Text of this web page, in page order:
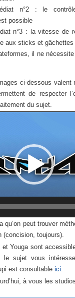
n°2 : le
possible
n°3 : la vitesse de
aux sticks et gâchettes
il ne nécessite
ci-dessous valent
de respecter
du sujet.
qu’on peut trouver
(concision, toujours).
et Youga sont
sujet vous
est consultable ici.
à vous les